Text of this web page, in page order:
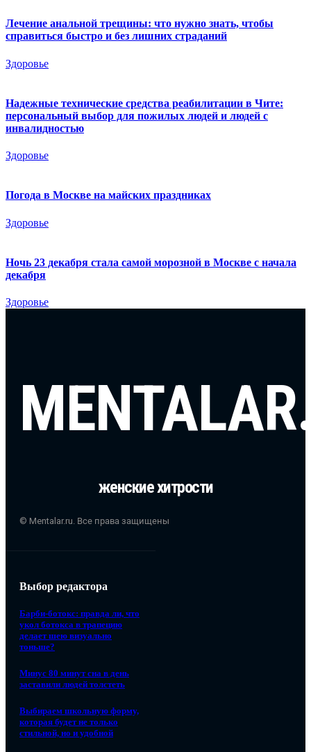
Лечение анальной трещины: что нужно знать, чтобы
справиться быстро и без лишних страданий
Здоровье
Надежные технические средства реабилитации в Чите:
персональный выбор для пожилых людей и людей с
инвалидностью
Здоровье
Погода в Москве на майских праздниках
Здоровье
Ночь 23 декабря стала самой морозной в Москве с начала
декабря
Здоровье
женские хитрости
© Mentalar.ru. Все права защищены
Выбор редактора
Барби-ботокс: правда ли, что
укол ботокса в трапецию
делает шею визуально
тоньше?
Минус 80 минут сна в день
заставили людей толстеть
Выбираем школьную форму,
которая будет не только
стильной, но и удобной